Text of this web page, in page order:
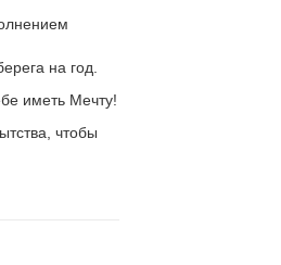
на год.
иметь Мечту!
чтобы